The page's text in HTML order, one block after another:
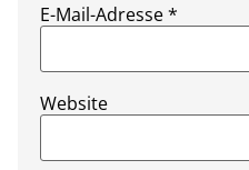
E-Mail-Adresse*
Website